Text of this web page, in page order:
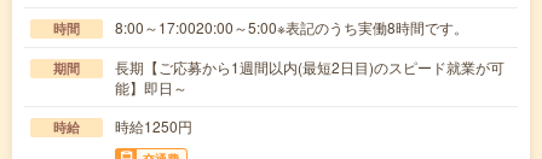
時間 8:00～17:0020:00～5:00※表記のうち実働8時間です。
期間
長期【ご応募から1週間以内(最短2日目)のスピード就業が可
能】即日～
時給 時給1250円